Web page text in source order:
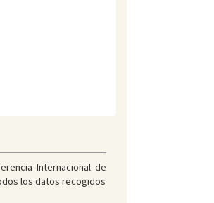
Internacional de
los datos recogidos